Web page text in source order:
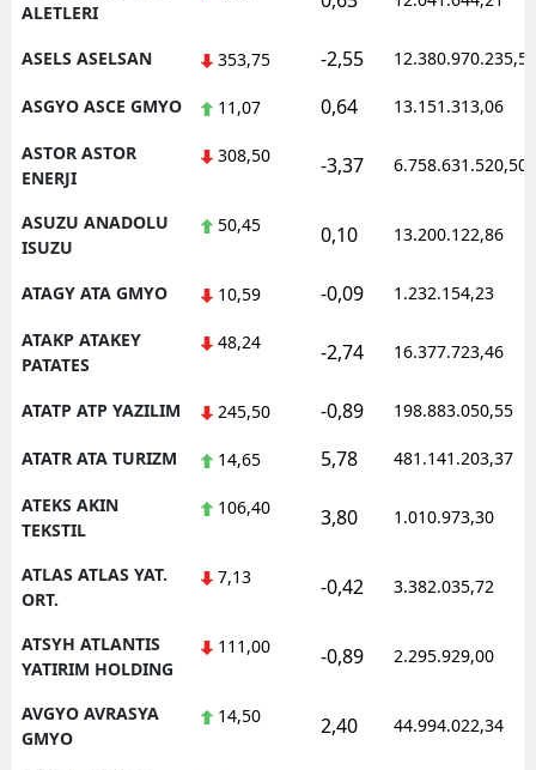
ALETLERI
ASELS ASELSAN 353,75 -2,55 12.380.970.235,50
ASGYO ASCE GMYO 11,07 0,64 13.151.313,06
ASTOR ASTOR
ENERJI
308,50 -3,37 6.758.631.520,50
ASUZU ANADOLU
ISUZU
50,45 0,10 13.200.122,86
ATAGY ATA GMYO 10,59 -0,09 1.232.154,23
ATAKP ATAKEY
PATATES
48,24 -2,74 16.377.723,46
ATATP ATP YAZILIM 245,50 -0,89 198.883.050,55
ATATR ATA TURIZM 14,65 5,78 481.141.203,37
ATEKS AKIN
TEKSTIL
106,40 3,80 1.010.973,30
ATLAS ATLAS YAT.
ORT.
7,13 -0,42 3.382.035,72
ATSYH ATLANTIS
YATIRIM HOLDING
111,00 -0,89 2.295.929,00
AVGYO AVRASYA
GMYO
14,50 2,40 44.994.022,34